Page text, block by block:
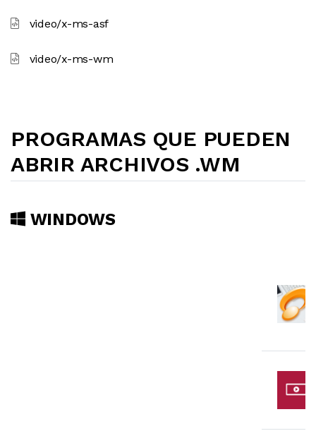
video/x-ms-asf
video/x-ms-wm
PROGRAMAS QUE PUEDEN
ABRIR ARCHIVOS .WM
WINDOWS